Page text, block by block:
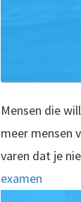
Mensen die
meer mensen
varen dat je
examen